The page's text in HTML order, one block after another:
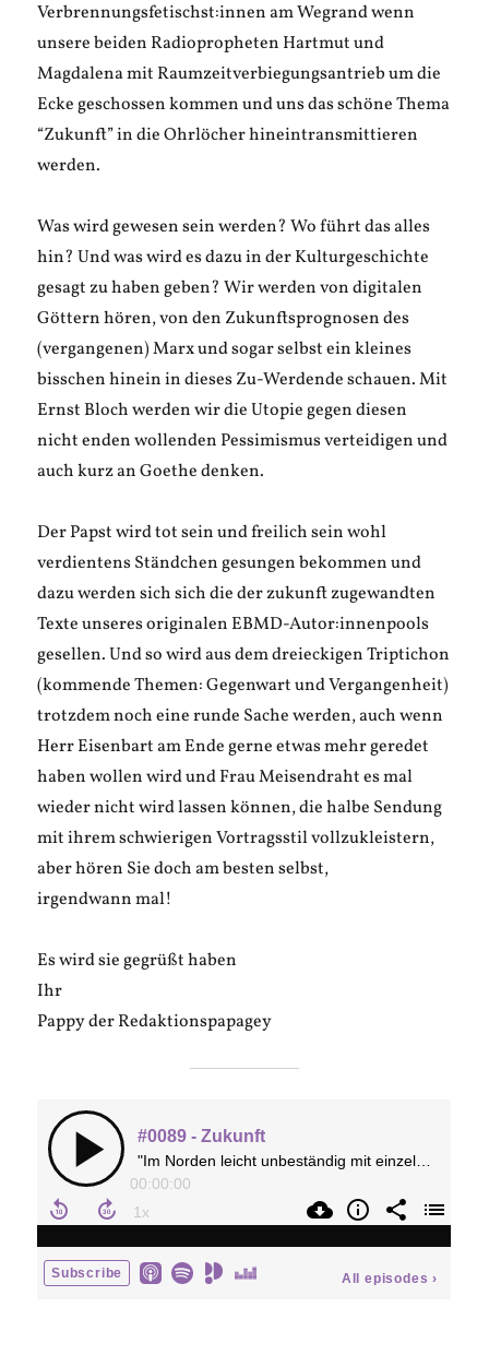
Verbrennungsfetischst:innen am Wegrand wenn
unsere beiden Radiopropheten Hartmut und
Magdalena mit Raumzeitverbiegungsantrieb um die
Ecke geschossen kommen und uns das schöne Thema
“Zukunft” in die Ohrlöcher hineintransmittieren
werden.
Was wird gewesen sein werden? Wo führt das alles
hin? Und was wird es dazu in der Kulturgeschichte
gesagt zu haben geben? Wir werden von digitalen
Göttern hören, von den Zukunftsprognosen des
(vergangenen) Marx und sogar selbst ein kleines
bisschen hinein in dieses Zu-Werdende schauen. Mit
Ernst Bloch werden wir die Utopie gegen diesen
nicht enden wollenden Pessimismus verteidigen und
auch kurz an Goethe denken.
Der Papst wird tot sein und freilich sein wohl
verdientens Ständchen gesungen bekommen und
dazu werden sich sich die der zukunft zugewandten
Texte unseres originalen EBMD-Autor:innenpools
gesellen. Und so wird aus dem dreieckigen Triptichon
(kommende Themen: Gegenwart und Vergangenheit)
trotzdem noch eine runde Sache werden, auch wenn
Herr Eisenbart am Ende gerne etwas mehr geredet
haben wollen wird und Frau Meisendraht es mal
wieder nicht wird lassen können, die halbe Sendung
mit ihrem schwierigen Vortragsstil vollzukleistern,
aber hören Sie doch am besten selbst,
irgendwann mal!
Es wird sie gegrüßt haben
Ihr
Pappy der Redaktionspapagey